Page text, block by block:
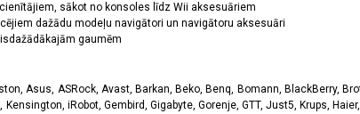
sākot no konsoles līdz Wii aksesuāriem
dažādu modeļu navigātori un navigātoru aksesuāri
gaumēm
Asus, ASRock, Avast, Barkan, Beko, Benq, Bomann, BlackBerry,
iRobot, Gembird, Gigabyte, Gorenje, GTT, Just5, Krups,